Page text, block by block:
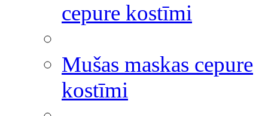
cepure kostīmi
Mušas maskas cepure
kostīmi